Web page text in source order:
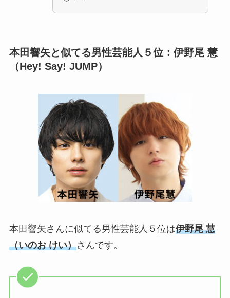
本田響矢と似てる男性芸能人５位：伊野尾 慧
（Hey! Say! JUMP）
本田響矢さんに似てる男性芸能人５ 位は伊野尾 慧
（いのお けい）さんです。